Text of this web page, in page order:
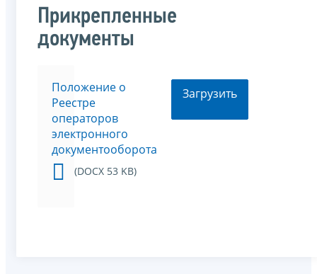
Прикрепленные
документы
Положение о
Реестре
операторов
электронного
документооборота
(DOCX 53 KB)
Загрузить